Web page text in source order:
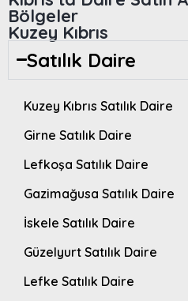
Bölgeler
Kuzey Kıbrıs
Satılık Daire
Kuzey Kıbrıs Satılık Daire
Girne Satılık Daire
Lefkoşa Satılık Daire
Gazimağusa Satılık Daire
İskele Satılık Daire
Güzelyurt Satılık Daire
Lefke Satılık Daire